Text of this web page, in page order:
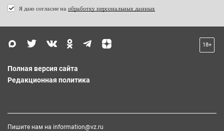
Я даю согласие на обработку персональных данных
18+
Полная версия сайта
Редакционная политика
Пишите нам на information@vz.ru